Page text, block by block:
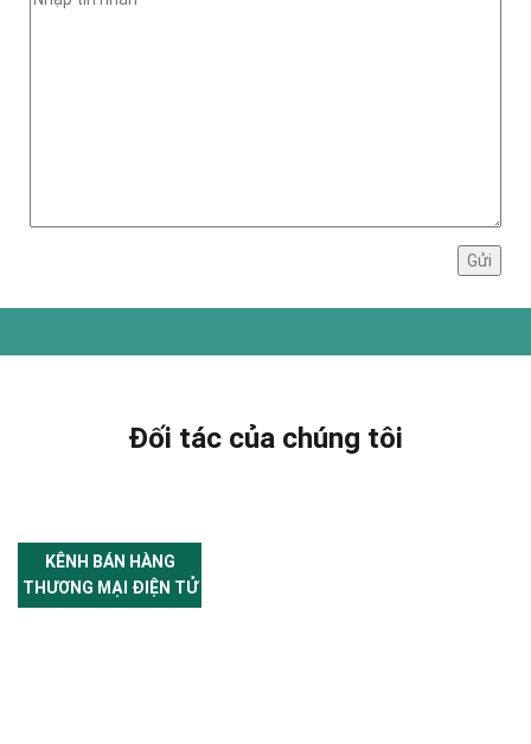
Đối tác của chúng tôi
KÊNH BÁN HÀNG
THƯƠNG MẠI ĐIỆN TỬ